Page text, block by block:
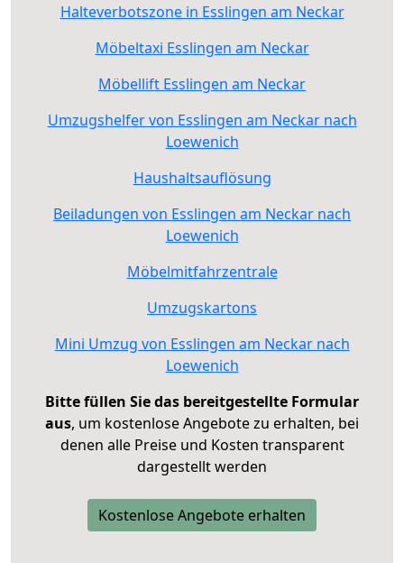
Halteverbotszone in Esslingen am Neckar
Möbeltaxi Esslingen am Neckar
Möbellift Esslingen am Neckar
Umzugshelfer von Esslingen am Neckar nach
Loewenich
Haushaltsauflösung
Beiladungen von Esslingen am Neckar nach
Loewenich
Möbelmitfahrzentrale
Umzugskartons
Mini Umzug von Esslingen am Neckar nach
Loewenich
Bitte füllen Sie das bereitgestellte Formular
aus, um kostenlose Angebote zu erhalten, bei
denen alle Preise und Kosten transparent
dargestellt werden
Kostenlose Angebote erhalten